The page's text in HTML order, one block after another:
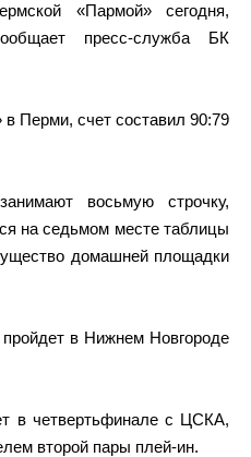
«Пармой» сегодня,
пресс-служба БК
Перми, счет составил 90:79
восьмую строчку,
на седьмом месте таблицы
домашней площадки
в Нижнем Новгороде
в четвертьфинале с ЦСКА,
второй пары плей-ин.